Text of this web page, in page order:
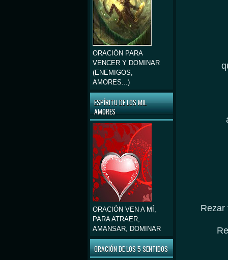
Rezar
ORACIÓN PARA
VENCER Y DOMINAR
(ENEMIGOS,
AMORES...)
ESPÍRITU DE LOS MIL
AMORES
ORACIÓN VEN A MÍ,
PARA ATRAER,
AMANSAR, DOMINAR
ORACIÓN DE LOS 5 SENTIDOS